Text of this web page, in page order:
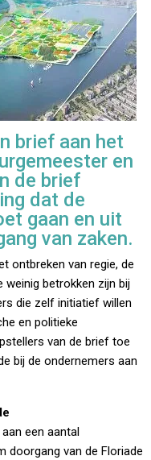
brief aan het
en
de brief
dat de
gaan en uit
van zaken.
ontbreken van regie, de
weinig betrokken zijn bij
die zelf initiatief willen
en politieke
van de brief toe
bij de ondernemers aan
een aantal
doorgang van de Floriade